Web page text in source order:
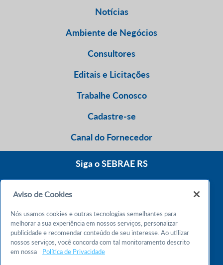
Notícias
Ambiente de Negócios
Consultores
Editais e Licitações
Trabalhe Conosco
Cadastre-se
Canal do Fornecedor
Siga o SEBRAE RS
Atendimento 24h
Chame no WhatsApp
Aviso de Cookies
Nós usamos cookies e outras tecnologias semelhantes para
melhorar a sua experiência em nossos serviços, personalizar
publicidade e recomendar conteúdo de seu interesse. Ao utilizar
nossos serviços, você concorda com tal monitoramento descrito
em nossa
Política de Privacidade